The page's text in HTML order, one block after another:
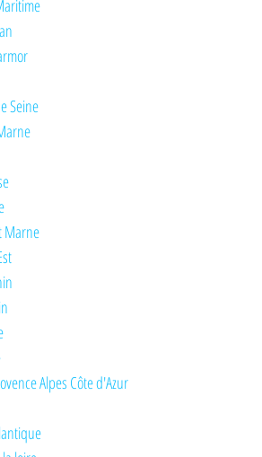
Seine
Marne
Alpes Côte d'Azur